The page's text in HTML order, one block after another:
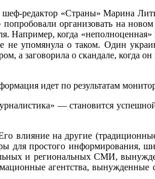
редактор «Страны» Марина
организовать на
Например, когда
не упомянула о таком. Один
а заговорила о скандале,
идет по результатам
— становится
влияние на другие
для простого
и региональных СМИ,
агентства, вынужденные